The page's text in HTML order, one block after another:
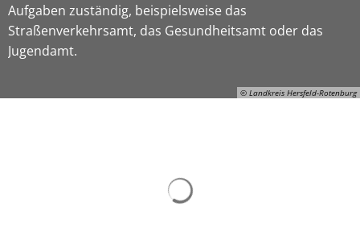
© Landkreis Hersfeld-Rotenburg
ON-Gerhard-Manns, © Landkreis Hersfeld-Rotenburg
Aufgaben zuständig, beispielsweise das
Straßenverkehrsamt, das Gesundheitsamt oder das
Jugendamt.